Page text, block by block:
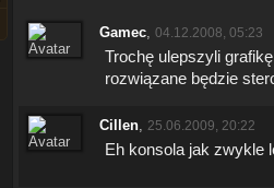
Gamec, 04.12.2008, 05:23
Trochę ulepszyli
rozwiązane będzie
Cillen, 25.06.2009, 20:22
Eh konsola jak zwykle